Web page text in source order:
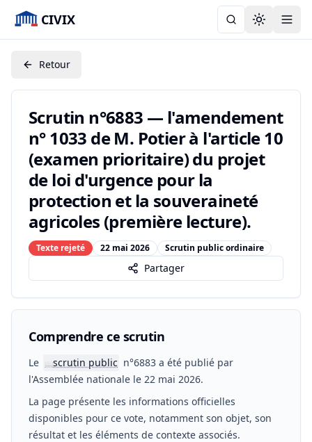
CIVIX Toggle
Retour
Scrutin n°6883 — l'amendement
n° 1033 de M. Potier à l'article 10
(examen prioritaire) du projet
de loi d'urgence pour la
protection et la souveraineté
agricoles (première lecture).
Texte rejeté 22 mai 2026 Scrutin public ordinaire
Partager
Comprendre ce scrutin
Le 📖scrutin public n°6883 a été publié par
l'Assemblée nationale le 22 mai 2026.
La page présente les informations officielles
disponibles pour ce vote, notamment son objet, son
résultat et les éléments de contexte associés.